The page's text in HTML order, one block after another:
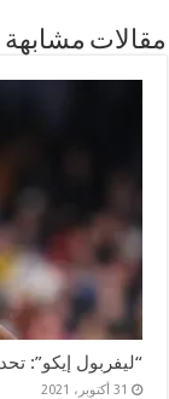
مقالات مشابهة
“ليفربول إيكو”:
31 أكتوبر، 2021